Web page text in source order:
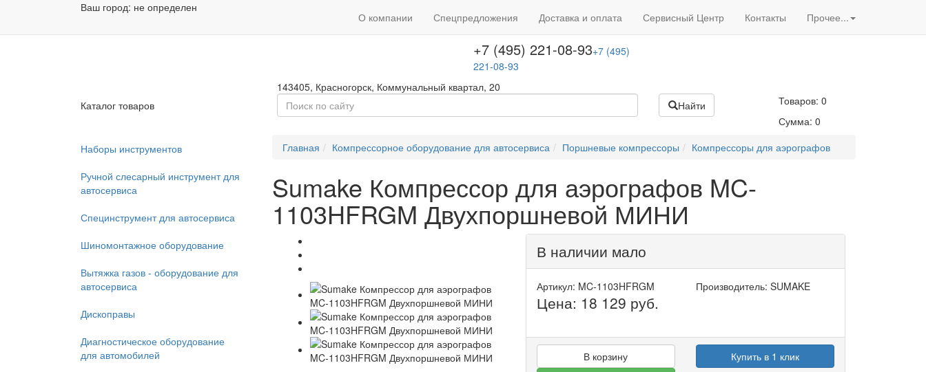
Ваш город: не определен
О компании Спецпредложения Доставка и оплата Сервисный Центр Контакты Прочее...
Пн - Пт с 09:00 до 18:00
+7 (495) 646-08-66
646-08-66
+7 (495) 221-08-93+7 (495)
221-08-93
143405, Красногорск, Коммунальный квартал, 20
Акции нашего магазина
Каталог товаров Найти Товаров:0
Сумма:0
Наборы инструментов
Ручной слесарный инструмент для
автосервиса
Специнструмент для автосервиса
Шиномонтажное оборудование
Вытяжка газов - оборудование для
автосервиса
Дископравы
Диагностическое оборудование
для автомобилей
Главная Компрессорное оборудование для автосервиса Поршневые компрессоры Компрессоры для аэрографов
Sumake Компрессор для аэрографов MC-
1103HFRGM Двухпоршневой МИНИ
В наличии мало
Артикул: MC-1103HFRGM Производитель: SUMAKE
Цена: 18 129 руб.
В корзину
Купить в 1 клик